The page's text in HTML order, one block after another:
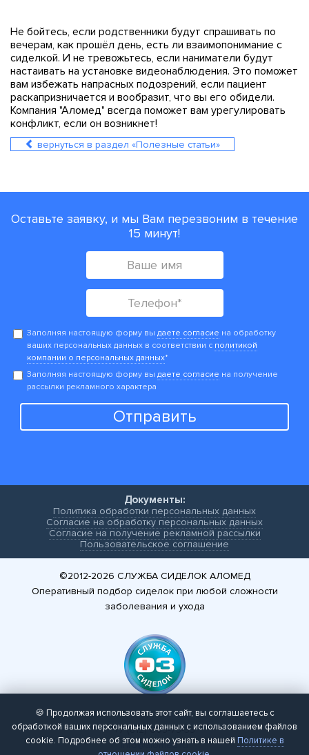
Не бойтесь, если родственники будут спрашивать по
вечерам, как прошёл день, есть ли взаимопонимание с
сиделкой. И не тревожьтесь, если наниматели будут
настаивать на установке видеонаблюдения. Это поможет
вам избежать напрасных подозрений, если пациент
раскапризничается и вообразит, что вы его обидели.
Компания "Аломед" всегда поможет вам урегулировать
конфликт, если он возникнет!
вернуться в раздел «Полезные статьи»
Оставьте заявку, и мы Вам перезвоним в течение
15 минут!
Заполняя настоящую форму вы даете согласие на обработку
ваших персональных данных в соответствии с политикой
компании о персональных данных*
Заполняя настоящую форму вы даете согласие на получение
рассылки рекламного характера
Отправить
Документы:
Политика обработки персональных данных
Согласие на обработку персональных данных
Согласие на получение рекламной рассылки
Пользовательское соглашение
©2012-2026 СЛУЖБА СИДЕЛОК АЛОМЕД
Оперативный подбор сиделок при любой сложности
заболевания и ухода
+7 (812) 605-75-33
info@alomed.ru
🍪 Продолжая использовать этот сайт, вы соглашаетесь с
обработкой ваших персональных данных с использованием файлов
cookie. Подробнее об этом можно узнать в нашей Политике в